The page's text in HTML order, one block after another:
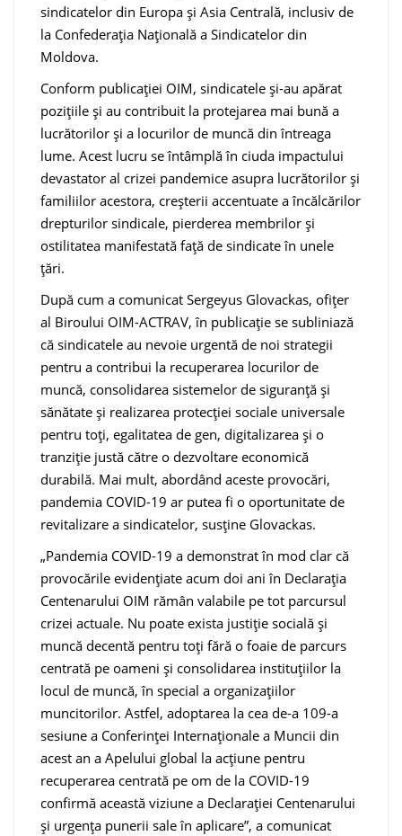
sindicatelor din Europa și Asia Centrală, inclusiv de
la Confederația Națională a Sindicatelor din
Moldova.
Conform publicației OIM, sindicatele și-au apărat
pozițiile și au contribuit la protejarea mai bună a
lucrătorilor și a locurilor de muncă din întreaga
lume. Acest lucru se întâmplă în ciuda impactului
devastator al crizei pandemice asupra lucrătorilor și
familiilor acestora, creșterii accentuate a încălcărilor
drepturilor sindicale, pierderea membrilor și
ostilitatea manifestată față de sindicate în unele
țări.
După cum a comunicat Sergeyus Glovackas, ofițer
al Biroului OIM-ACTRAV, în publicație se subliniază
că sindicatele au nevoie urgentă de noi strategii
pentru a contribui la recuperarea locurilor de
muncă, consolidarea sistemelor de siguranță și
sănătate și realizarea protecției sociale universale
pentru toți, egalitatea de gen, digitalizarea și o
tranziție justă către o dezvoltare economică
durabilă. Mai mult, abordând aceste provocări,
pandemia COVID-19 ar putea fi o oportunitate de
revitalizare a sindicatelor, susține Glovackas.
„Pandemia COVID-19 a demonstrat în mod clar că
provocările evidențiate acum doi ani în Declarația
Centenarului OIM rămân valabile pe tot parcursul
crizei actuale. Nu poate exista justiție socială și
muncă decentă pentru toți fără o foaie de parcurs
centrată pe oameni și consolidarea instituțiilor la
locul de muncă, în special a organizațiilor
muncitorilor. Astfel, adoptarea la cea de-a 109-a
sesiune a Conferinței Internaționale a Muncii din
acest an a Apelului global la acțiune pentru
recuperarea centrată pe om de la COVID-19
confirmă această viziune a Declarației Centenarului
și urgența punerii sale în aplicare”, a comunicat